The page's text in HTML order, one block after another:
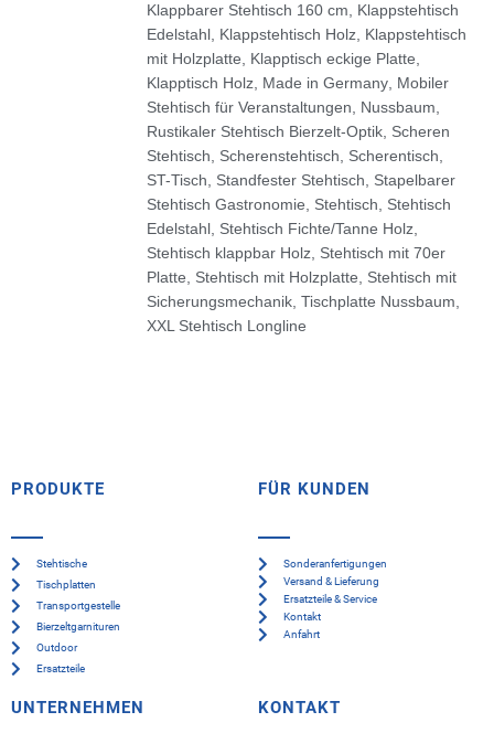
Klappbarer Stehtisch 160 cm
Klappstehtisch
Edelstahl Klappstehtisch Holz Klappstehtisch
mit Holzplatte
Klapptisch eckige Platte
Klapptisch Holz Made in Germany Mobiler
Stehtisch für Veranstaltungen
Nussbaum
Rustikaler Stehtisch Bierzelt-Optik Scheren
Stehtisch
Scherenstehtisch Scherentisch
ST-Tisch
Standfester Stehtisch
Stapelbarer
Stehtisch Gastronomie
Stehtisch
Stehtisch
Edelstahl Stehtisch Fichte/Tanne Holz
Stehtisch klappbar Holz Stehtisch mit 70er
Platte
Stehtisch mit Holzplatte
Stehtisch mit
Sicherungsmechanik Tischplatte Nussbaum
XXL Stehtisch Longline
PRODUKTE
Stehtische
Tischplatten
Transportgestelle
Bierzeltgarnituren
Outdoor
Ersatzteile
FÜR KUNDEN
Sonderanfertigungen
Versand & Lieferung
Ersatzteile & Service
Kontakt
Anfahrt
UNTERNEHMEN KONTAKT